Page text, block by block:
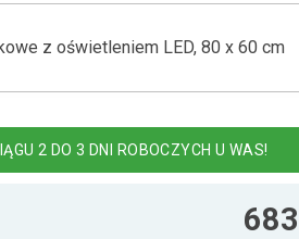
z oświetleniem LED, 80 x 60 cm
z oświetleniem LED, 90 x 70 cm
2 DO 3 DNI ROBOCZYCH U WAS!